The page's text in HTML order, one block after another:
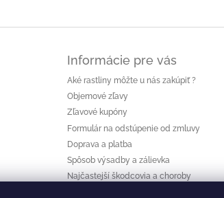
Informácie pre vás
Aké rastliny môžte u nás zakúpiť ?
Objemové zľavy
Zľavové kupóny
Formulár na odstúpenie od zmluvy
Doprava a platba
Spôsob výsadby a zálievka
Najčastejší škodcovia a choroby